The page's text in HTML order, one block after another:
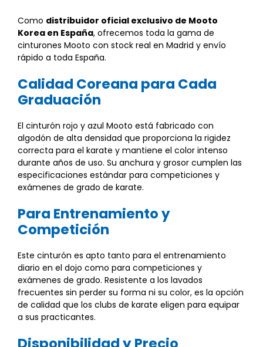
Como distribuidor oficial exclusivo de Mooto
Korea en España, ofrecemos toda la gama de
cinturones Mooto con stock real en Madrid y envío
rápido a toda España.
Calidad Coreana para Cada
Graduación
El cinturón rojo y azul Mooto está fabricado con
algodón de alta densidad que proporciona la rigidez
correcta para el karate y mantiene el color intenso
durante años de uso. Su anchura y grosor cumplen las
especificaciones estándar para competiciones y
exámenes de grado de karate.
Para Entrenamiento y
Competición
Este cinturón es apto tanto para el entrenamiento
diario en el dojo como para competiciones y
exámenes de grado. Resistente a los lavados
frecuentes sin perder su forma ni su color, es la opción
de calidad que los clubs de karate eligen para equipar
a sus practicantes.